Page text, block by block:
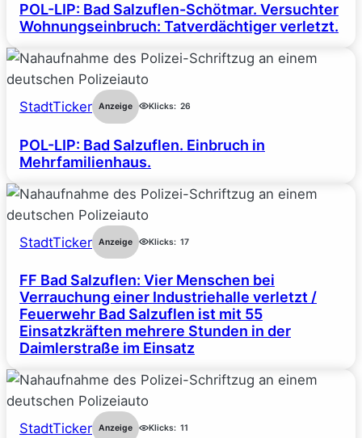
POL-LIP: Bad Salzuflen-Schötmar. Versuchter
Wohnungseinbruch: Tatverdächtiger verletzt.
StadtTicker Anzeige Klicks: 26
POL-LIP: Bad Salzuflen. Einbruch in
Mehrfamilienhaus.
StadtTicker Anzeige Klicks: 17
FF Bad Salzuflen: Vier Menschen bei
Verrauchung einer Industriehalle verletzt /
Feuerwehr Bad Salzuflen ist mit 55
Einsatzkräften mehrere Stunden in der
Daimlerstraße im Einsatz
StadtTicker Anzeige Klicks: 11